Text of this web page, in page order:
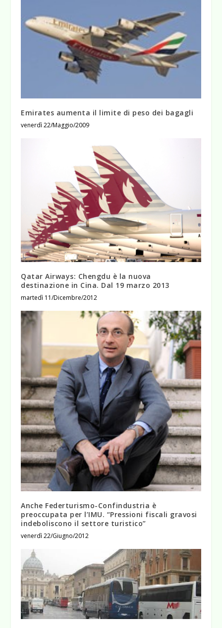
Emirates aumenta il limite di peso dei bagagli
venerdì 22/Maggio/2009
Qatar Airways: Chengdu è la nuova
destinazione in Cina. Dal 19 marzo 2013
martedì 11/Dicembre/2012
Anche Federturismo-Confindustria è
preoccupata per l’IMU. “Pressioni fiscali gravosi
indeboliscono il settore turistico”
venerdì 22/Giugno/2012